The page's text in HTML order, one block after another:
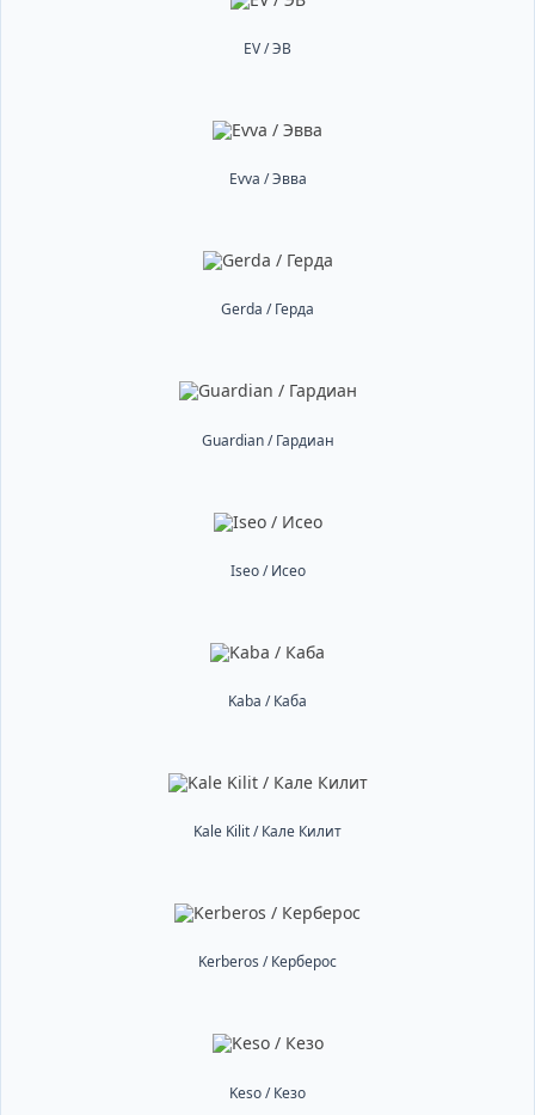
EV / ЭВ
Evva / Эвва
Gerda / Герда
Guardian / Гардиан
Iseo / Исео
Kaba / Каба
Kale Kilit / Кале Килит
Kerberos / Керберос
Keso / Кезо